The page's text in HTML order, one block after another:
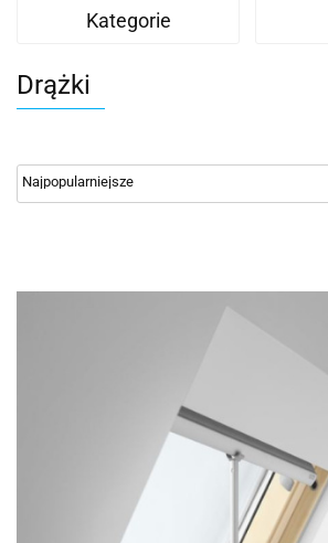
Kategorie
Drążki